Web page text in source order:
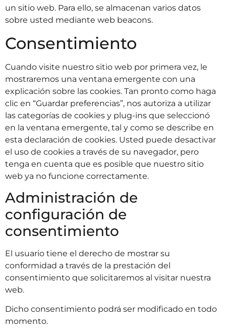
un sitio web. Para ello, se almacenan varios datos
sobre usted mediante web beacons.
Consentimiento
Cuando visite nuestro sitio web por primera vez, le
mostraremos una ventana emergente con una
explicación sobre las cookies. Tan pronto como haga
clic en “Guardar preferencias”, nos autoriza a utilizar
las categorías de cookies y plug-ins que seleccionó
en la ventana emergente, tal y como se describe en
esta declaración de cookies. Usted puede desactivar
el uso de cookies a través de su navegador, pero
tenga en cuenta que es posible que nuestro sitio
web ya no funcione correctamente.
Administración de
configuración de
consentimiento
El usuario tiene el derecho de mostrar su
conformidad a través de la prestación del
consentimiento que solicitaremos al visitar nuestra
web.
Dicho consentimiento podrá ser modificado en todo
momento.